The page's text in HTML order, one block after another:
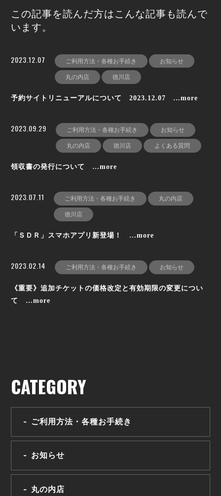
この記事を読んだ方はこんな記事も読んで
います。
2023.12.07 ご利用方法・各種お手続き お知らせ
丸の内店 徳川店
予約サイトリニューアルについて 2023.12.07 …more
2023.09.29 ご利用方法・各種お手続き お知らせ
丸の内店 徳川店 よくある質問
領収書の発行について …more
2023.07.11 ご利用方法・各種お手続き 丸の内店
徳川店
「ＳＤＲ」スマホアプリ新登場！ …more
2023.02.14 ご利用方法・各種お手続き お知らせ
《重要》追加チケットの価格改定と有効期限の変更につい
て …more
CATEGORY
ご利用方法・各種お手続き
お知らせ
丸の内店